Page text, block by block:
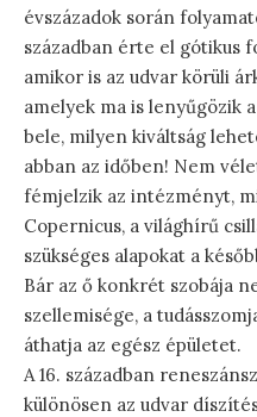
évszázadok során
században érte el gótikus
amikor is az udvar körüli
amelyek ma is lenyűgözik
bele, milyen kiváltság
abban az időben! Nem
fémjelzik az intézményt,
Copernicus, a világhírű
szükséges alapokat a
Bár az ő konkrét szobája
szellemisége, a
áthatja az egész épületet.
A 16. században
különösen az udvar